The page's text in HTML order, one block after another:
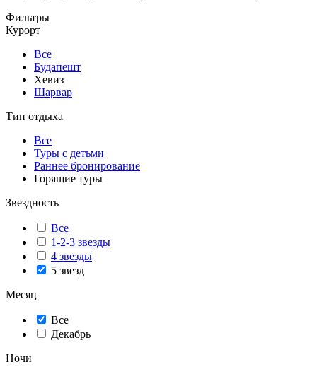
Фильтры
Курорт
Все
Будапешт
Хевиз
Шарвар
Тип отдыха
Все
Туры с детьми
Раннее бронирование
Горящие туры
Звездность
Все
1-2-3 звезды
4 звезды
5 звезд
Месяц
Все
Декабрь
Ночи